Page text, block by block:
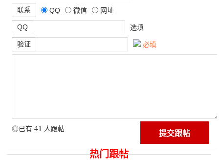
联系 QQ 微信 网址
QQ 选填
验证 必填
◎已有 41 人跟帖
热门跟帖